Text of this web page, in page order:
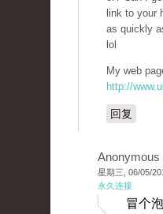
link to your
as quickly
lol
My web
http://
回复
Anonymous
星期三, 06/05/
永久连接
冒个